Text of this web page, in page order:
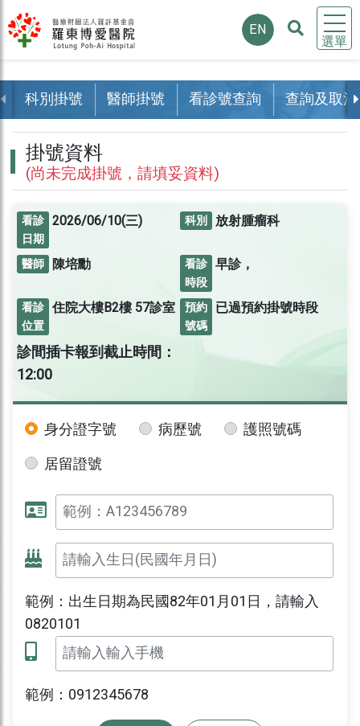
選單
EN
科別掛號 醫師掛號 看診號查詢 查詢及取消
掛號資料
(尚未完成掛號，請填妥資料)
看診
日期
2026/06/10(三) 科別 放射腫瘤科
醫師 陳培勳
看診
時段
早診，
看診
位置
住院大樓B2樓57診室 預約
號碼
已過預約掛號時段
診間插卡報到截止時間：
12:00
身分證字號 病歷號
護照號碼
居留證號
範例：出生日期為民國82年01月01日，請輸入
0820101
範例：0912345678